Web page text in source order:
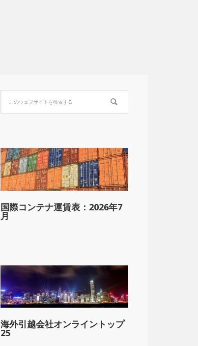
国際コンテナ運賃表：2026年7
月
海外引越会社オンライントップ
25